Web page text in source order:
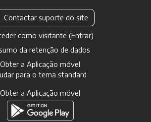
Contactar suporte do site
como visitante (Entrar)
da retenção de dados
Obter a Aplicação móvel
para o tema standard
Obter a Aplicação móvel